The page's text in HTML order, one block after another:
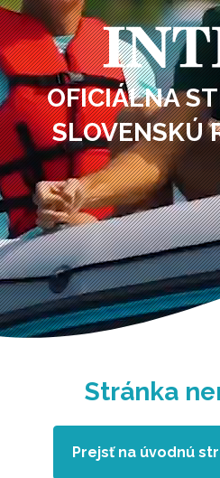
OFICIÁLNA
SLOVENSKÚ
Stránka
Prejsť na úvodnú